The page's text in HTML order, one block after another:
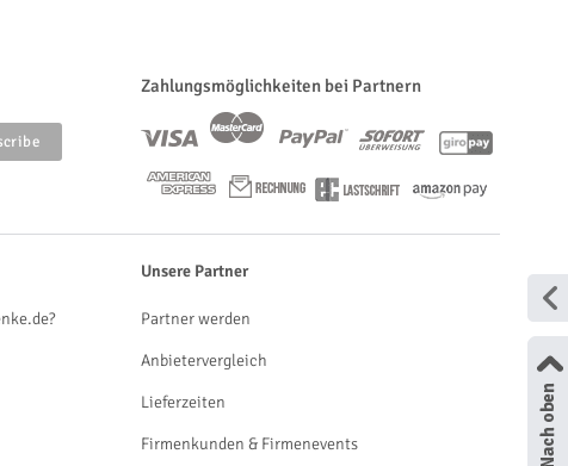
Zahlungsmöglichkeiten bei Partnern
Unsere Partner
Partner werden
Anbietervergleich
Lieferzeiten
Firmenkunden & Firmenevents